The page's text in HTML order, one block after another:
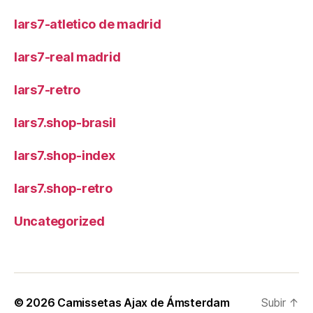
lars7-atletico de madrid
lars7-real madrid
lars7-retro
lars7.shop-brasil
lars7.shop-index
lars7.shop-retro
Uncategorized
© 2026 Camissetas Ajax de Ámsterdam
Subir ↑